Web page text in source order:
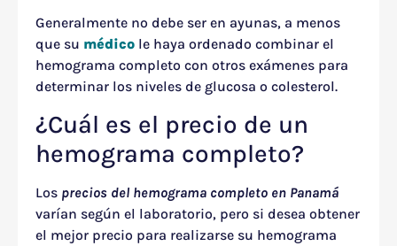
Generalmente no debe ser en ayunas, a menos
que su médico le haya ordenado combinar el
hemograma completo con otros exámenes para
determinar los niveles de glucosa o colesterol.
¿Cuál es el precio de un
hemograma completo?
Los precios del hemograma completo en Panamá
varían según el laboratorio, pero si desea obtener
el mejor precio para realizarse su hemograma